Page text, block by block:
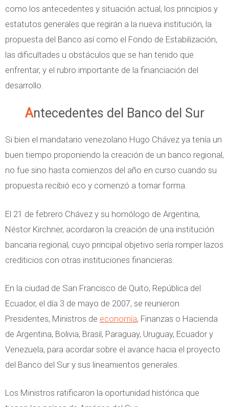
como los antecedentes y situación actual, los principios y
estatutos generales que regirán a la nueva institución, la
propuesta del Banco así como el Fondo de Estabilización,
las dificultades u obstáculos que se han tenido que
enfrentar, y el rubro importante de la financiación del
desarrollo.
Antecedentes del Banco del Sur
Si bien el mandatario venezolano Hugo Chávez ya tenía un
buen tiempo proponiendo la creación de un banco regional,
no fue sino hasta comienzos del año en curso cuando su
propuesta recibió eco y comenzó a tomar forma.
El 21 de febrero Chávez y su homólogo de Argentina,
Néstor Kirchner, acordaron la creación de una institución
bancaria regional, cuyo principal objetivo sería romper lazos
crediticios con otras instituciones financieras.
En la ciudad de San Francisco de Quito, República del
Ecuador, el día 3 de mayo de 2007, se reunieron
Presidentes, Ministros de economía, Finanzas o Hacienda
de Argentina, Bolivia, Brasil, Paraguay, Uruguay, Ecuador y
Venezuela, para acordar sobre el avance hacia el proyecto
del Banco del Sur y sus lineamientos generales.
Los Ministros ratificaron la oportunidad histórica que